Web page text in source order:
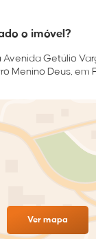
o imóvel?
Avenida Getúlio
Menino Deus, em
Ver mapa